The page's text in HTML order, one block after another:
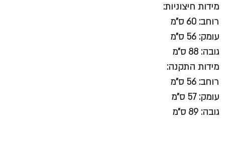
מידות חיצוניות:
רוחב: 60 ס”מ
עומק: 56 ס”מ
גובה: 88 ס”מ
מידות התקנה:
רוחב: 56 ס”מ
עומק: 57 ס”מ
גובה: 89 ס”מ